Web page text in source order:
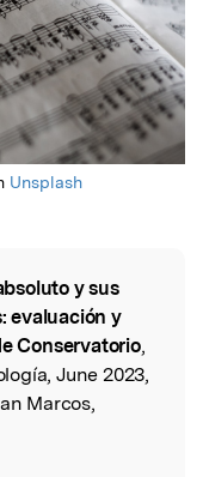
Unsplash
y sus
evaluación y
Conservatorio,
June 2023,
Marcos,